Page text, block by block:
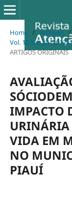
Home / Archives /
Vol. 10 No. 34
ARTIGOS ORIGINAIS
IMPACTO
VIDA EM
NO
PIAUÍ